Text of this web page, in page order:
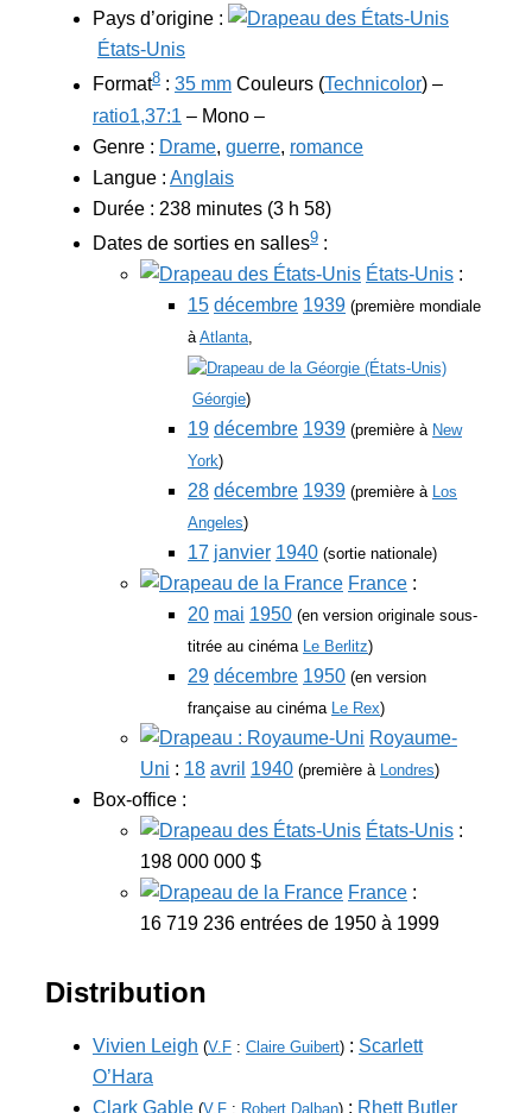
Pays d’origine :
États-Unis
Format8 : 35 mm Couleurs (Technicolor) –
ratio1,37:1 – Mono –
Genre : Drame, guerre, romance
Langue : Anglais
Durée : 238 minutes (3 h 58)
Dates de sorties en salles9 :
États-Unis :
15 décembre 1939 (première mondiale
à Atlanta
Géorgie)
19 décembre 1939 (première à New
York)
28 décembre 1939 (première à
Los
Angeles)
17 janvier 1940 (sortie nationale)
France :
20 mai 1950 (en version originale sous-
titrée au cinéma
Le Berlitz)
29 décembre 1950 (en version
française au cinéma
Le Rex)
Royaume-
Uni : 18 avril 1940 (première à Londres)
Box-office :
États-Unis :
198 000 000 $
France :
16 719 236 entrées de 1950 à 1999
Distribution
Vivien Leigh (V.F : Claire Guibert) : Scarlett
O’Hara
Clark Gable (V.F : Robert Dalban) : Rhett Butler